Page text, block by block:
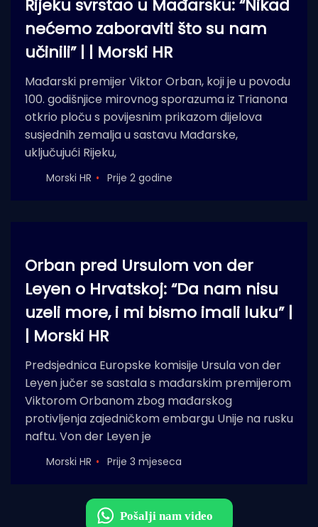
Rijeku svrstao u Mađarsku: “Nikad
nećemo zaboraviti što su nam
učinili” | | Morski HR
Mađarski premijer Viktor Orban, koji je u povodu
100. godišnjice mirovnog sporazuma iz Trianona
otkrio ploču s povijesnim prikazom dijelova
susjednih zemalja u sastavu Mađarske,
uključujući Rijeku,
Morski HR Prije 2 godine
Orban pred Ursulom von der
Leyen o Hrvatskoj: “Da nam nisu
uzeli more, i mi bismo imali luku” |
| Morski HR
Predsjednica Europske komisije Ursula von der
Leyen jučer se sastala s mađarskim premijerom
Viktorom Orbanom zbog mađarskog
protivljenja zajedničkom embargu Unije na rusku
naftu. Von der Leyen je
Morski HR Prije 3 mjeseca